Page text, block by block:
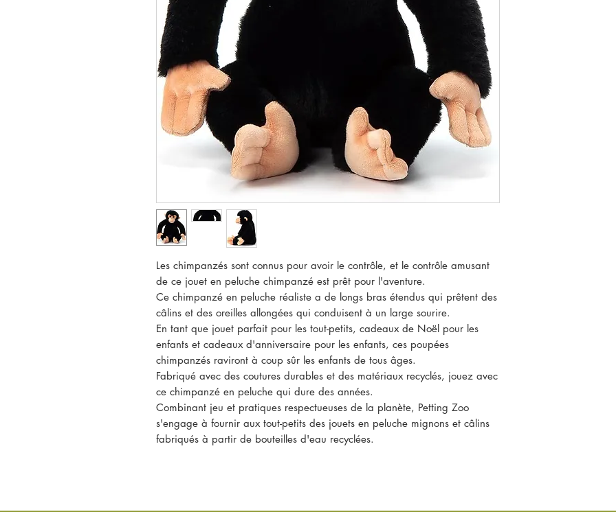
Les chimpanzés sont connus pour avoir le contrôle, et le contrôle amusant
de ce jouet en peluche chimpanzé est prêt pour l'aventure.
Ce chimpanzé en peluche réaliste a de longs bras étendus qui prêtent des
câlins et des oreilles allongées qui conduisent à un large sourire.
En tant que jouet parfait pour les tout-petits, cadeaux de Noël pour les
enfants et cadeaux d'anniversaire pour les enfants, ces poupées
chimpanzés raviront à coup sûr les enfants de tous âges.
Fabriqué avec des coutures durables et des matériaux recyclés, jouez avec
ce chimpanzé en peluche qui dure des années.
Combinant jeu et pratiques respectueuses de la planète, Petting Zoo
s'engage à fournir aux tout-petits des jouets en peluche mignons et câlins
fabriqués à partir de bouteilles d'eau recyclées.